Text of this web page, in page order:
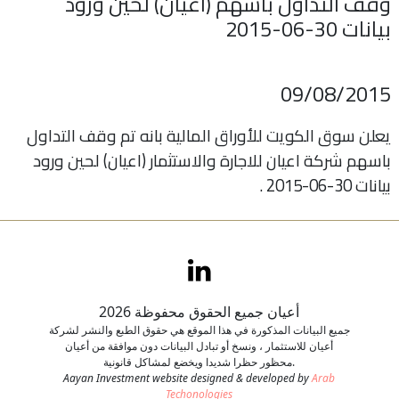
بيانات 30-06-2015
09/08/2015
يعلن سوق الكويت للأوراق المالية بانه تم وقف التداول
باسهم شركة اعيان للاجارة والاستثمار (اعيان) لحين ورود
بيانات 30-06-2015 .
أعيان جميع الحقوق محفوظة 2026
جميع البيانات المذكورة في هذا الموقع هي حقوق الطبع والنشر لشركة
أعيان للاستثمار ، ونسخ أو تبادل البيانات دون موافقة من أعيان
محظور حظرا شديدا ويخضع لمشاكل قانونية.
Aayan Investment website designed & developed byArab
Techonologies
اتصل بنا
طلب وظيفة